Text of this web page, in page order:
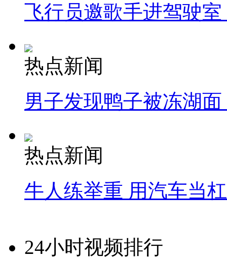
飞行员邀歌手进驾驶
热点新闻
男子发现鸭子被冻湖
热点新闻
牛人练举重 用汽车当
24小时视频排行